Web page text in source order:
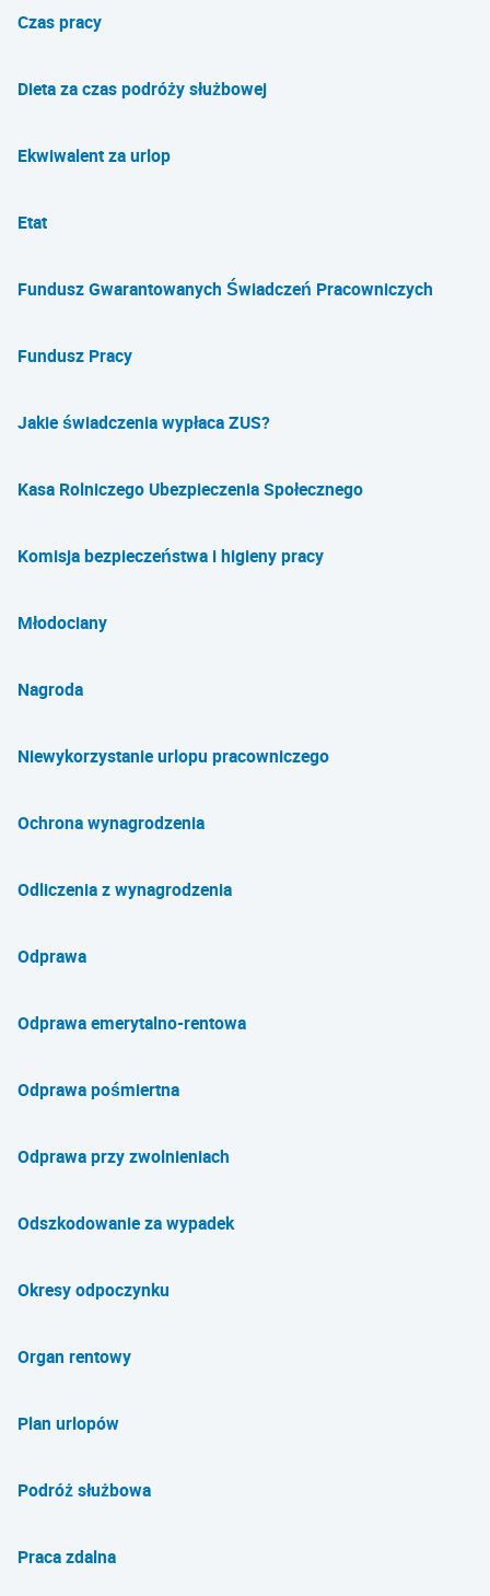
Czas pracy
Dieta za czas podróży służbowej
Ekwiwalent za urlop
Etat
Fundusz Gwarantowanych Świadczeń Pracowniczych
Fundusz Pracy
Jakie świadczenia wypłaca ZUS?
Kasa Rolniczego Ubezpieczenia Społecznego
Komisja bezpieczeństwa i higieny pracy
Młodociany
Nagroda
Niewykorzystanie urlopu pracowniczego
Ochrona wynagrodzenia
Odliczenia z wynagrodzenia
Odprawa
Odprawa emerytalno-rentowa
Odprawa pośmiertna
Odprawa przy zwolnieniach
Odszkodowanie za wypadek
Okresy odpoczynku
Organ rentowy
Plan urlopów
Podróż służbowa
Praca zdalna